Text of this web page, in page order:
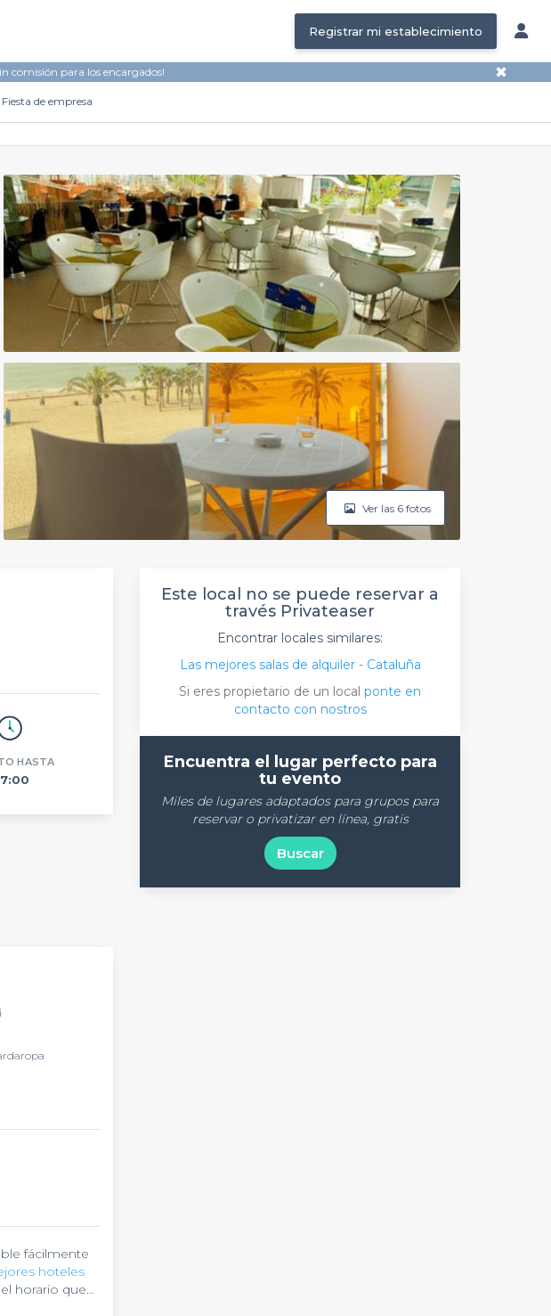
Registrar mi establecimiento
comisión para los encargados! ✖
Fiesta de empresa
Ver las 6 fotos
HASTA
fácilmente
hoteles
horario que
un lugar
Este local no se puede reservar a
través Privateaser
Encontrar locales similares:
Las mejores salas de alquiler - Cataluña
Si eres propietario de un local ponte en
contacto con nostros
Encuentra el lugar perfecto para
tu evento
Miles de lugares adaptados para grupos para
reservar o privatizar en línea, gratis
Buscar